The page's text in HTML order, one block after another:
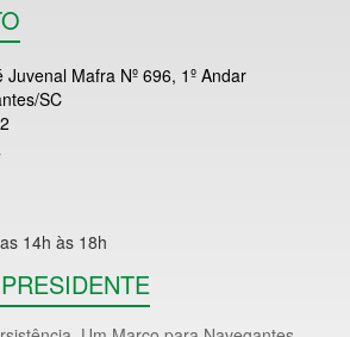
Juvenal Mafra Nº 696, 1º Andar
SC
14h às 18h